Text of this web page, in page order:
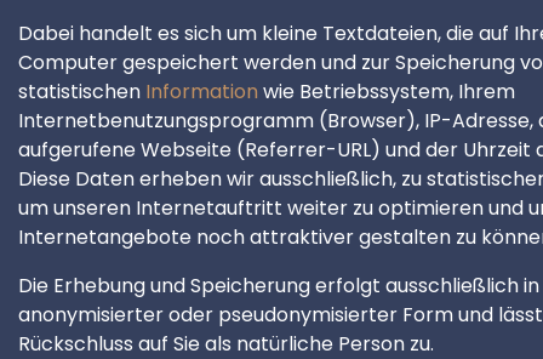
Dabei handelt es sich um kleine Textdateien, die auf
Computer gespeichert werden und zur Speicherung
statistischen Information wie Betriebssystem, Ihrem
Internetbenutzungsprogramm (Browser), IP-Adresse,
aufgerufene Webseite (Referrer-URL) und der Uhrzeit
Diese Daten erheben wir ausschließlich, zu
um unseren Internetauftritt weiter zu optimieren und
Internetangebote noch attraktiver gestalten zu
Die Erhebung und Speicherung erfolgt ausschließlich in
anonymisierter oder pseudonymisierter Form und
Rückschluss auf Sie als natürliche Person zu.